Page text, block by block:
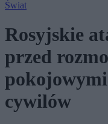
Świat
Rosyjskie
przed
cywilów